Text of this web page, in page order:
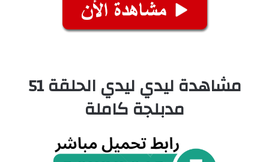
مشاهدة ليدي ليدي الحلقة 51
مدبلجة كاملة